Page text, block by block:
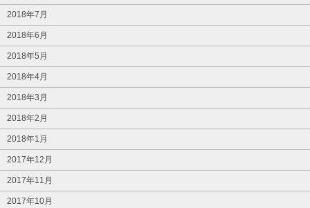
2018年7月
2018年6月
2018年5月
2018年4月
2018年3月
2018年2月
2018年1月
2017年12月
2017年11月
2017年10月